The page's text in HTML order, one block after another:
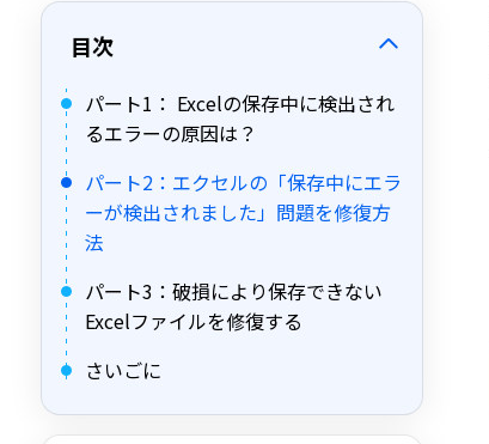
目次
パート1： Excelの保存中に検出され
るエラーの原因は？
パート2：エクセルの「保存中にエラ
ーが検出されました」問題を修復方
法
パート3：破損により保存できない
Excelファイルを修復する
さいごに